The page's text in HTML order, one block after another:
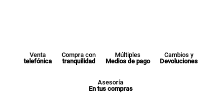
Venta
telefónica
Compra con
tranquilidad
Múltiples
Medios de pago
Cambios y
Devoluciones
Asesoría
En tus compras